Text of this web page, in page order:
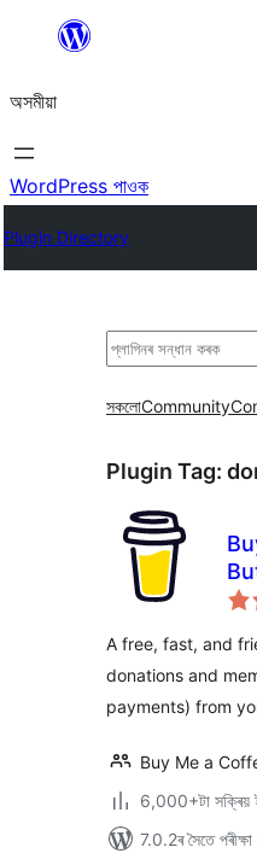
বিষয়বস্তুলৈ
যাওক
অসমীয়া
WordPress পাওক
Plugin Directory
সন্ধান
সকলোCommunity
Plugin Tag:
A free, fast, and
donations and
payments) from
Buy Me a
6,000+টা সক্ৰিয়
7.0.2ৰ সৈতে পৰীক্ষা